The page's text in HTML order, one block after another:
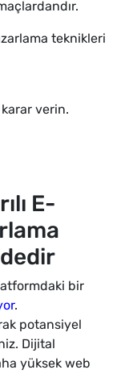
teknikleri
verin.
E-
bir
.
potansiyel
Dijital
yüksek web